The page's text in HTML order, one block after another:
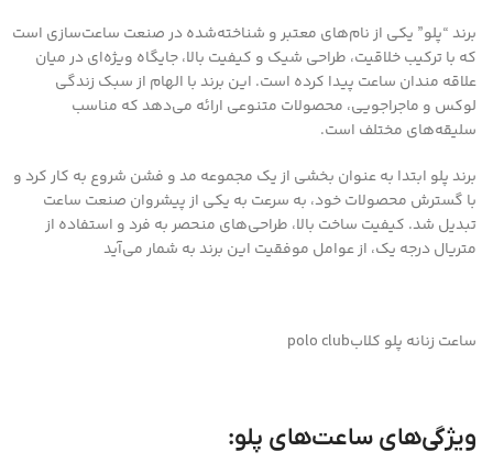
برند “پلو” یکی از نام‌های معتبر و شناخته‌شده در صنعت ساعت‌سازی است
که با ترکیب خلاقیت، طراحی شیک و کیفیت بالا، جایگاه ویژه‌ای در میان
علاقه مندان ساعت پیدا کرده است. این برند با الهام از سبک زندگی
لوکس و ماجراجویی، محصولات متنوعی ارائه می‌دهد که مناسب
سلیقه‌های مختلف است.
برند پلو ابتدا به عنوان بخشی از یک مجموعه مد و فشن شروع به کار کرد و
با گسترش محصولات خود، به سرعت به یکی از پیشروان صنعت ساعت
تبدیل شد. کیفیت ساخت بالا، طراحی‌های منحصر به فرد و استفاده از
متریال درجه یک، از عوامل موفقیت این برند به شمار می‌آید
ساعت زنانه پلو کلابpolo club
ویژگی‌های ساعت‌های پلو: